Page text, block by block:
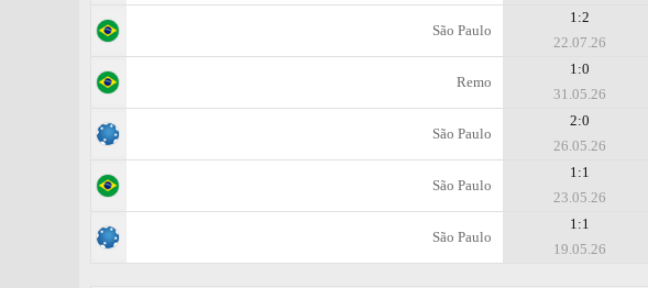
São Paulo
1:2
22.07.26
Remo
1:0
31.05.26
São Paulo
2:0
26.05.26
São Paulo
1:1
23.05.26
São Paulo
1:1
19.05.26